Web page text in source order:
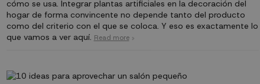
cómo se usa. Integrar plantas artificiales en la decoración del
hogar de forma convincente no depende tanto del producto
como del criterio con el que se coloca. Y eso es exactamente lo
que vamos a ver aquí. Read more